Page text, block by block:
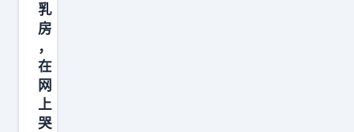
战
报
在
网
上
疯
乳
房
，
在
网
上
哭